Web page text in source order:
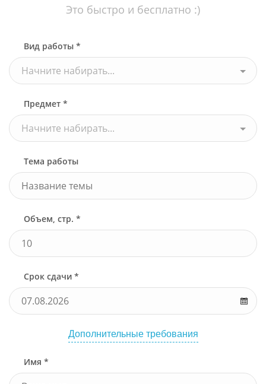
Это быстро и бесплатно :)
Вид работы *
Начните набирать...
Предмет *
Начните набирать...
Тема работы
Объем, стр. *
Срок сдачи *
Дополнительные требования
Имя *